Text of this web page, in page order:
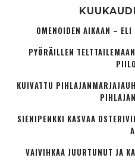
OMENOIDEN AIKAAN – ELI
PYÖRÄILLEN
KUIVATTU
SIENIPENKKI KASVAA
VAIVIHKAA JUURTUNUT JA